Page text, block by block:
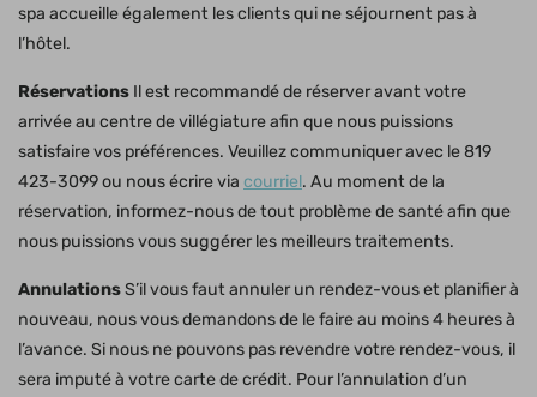
spa accueille également les clients qui ne séjournent pas à
l’hôtel.
Réservations Il est recommandé de réserver avant votre
arrivée au centre de villégiature afin que nous puissions
satisfaire vos préférences. Veuillez communiquer avec le 819
423-3099 ou nous écrire via courriel. Au moment de la
réservation, informez-nous de tout problème de santé afin que
nous puissions vous suggérer les meilleurs traitements.
AnnulationsS’il vous faut annuler un rendez-vous et planifier à
nouveau, nous vous demandons de le faire au moins 4 heures à
l’avance. Si nous ne pouvons pas revendre votre rendez-vous, il
sera imputé à votre carte de crédit. Pour l’annulation d’un